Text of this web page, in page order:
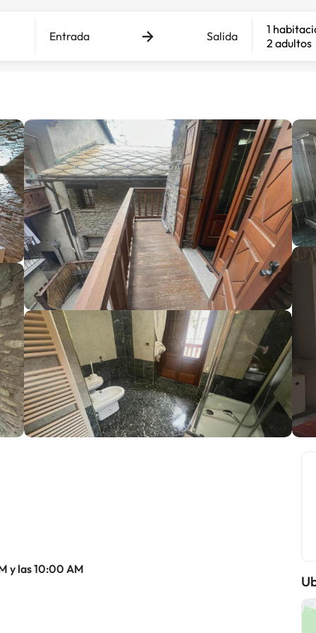
Entrada Salida
1
2 adultos
y las 10:00 AM